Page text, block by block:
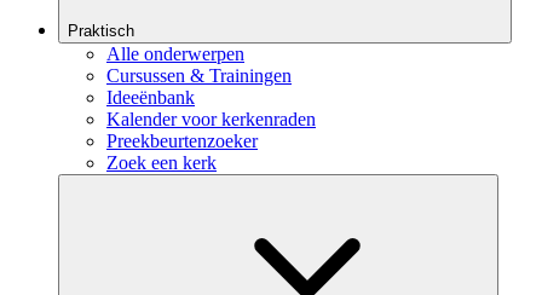
Praktisch
Alle onderwerpen
Cursussen & Trainingen
Ideeënbank
Kalender voor kerkenraden
Preekbeurtenzoeker
Zoek een kerk